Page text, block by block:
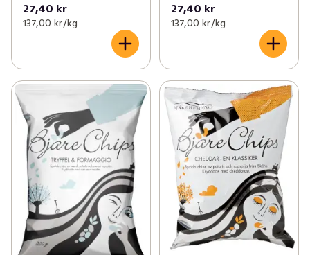
27,40 kr
137,00 kr /kg
27,40 kr
137,00 kr /kg